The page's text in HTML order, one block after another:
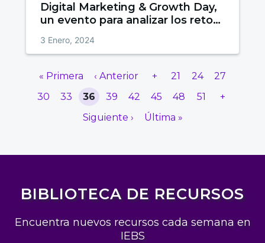
Digital Marketing & Growth Day,
un evento para analizar los retos
el sector en 2024
3 Enero, 2024
« Primera ‹ Anterior + 21 24
27
30
33 36 39 42 45 48 51
+
Siguiente ›
Última »
BIBLIOTECA DE RECURSOS
Encuentra nuevos recursos cada semana en
IEBS